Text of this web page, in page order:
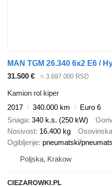
MAN TGM 26.340 6x2 E6 /
31.500 €
≈ 3.697.000 RSD
Kamion rol kiper
2017
340.000 km
Euro 6
Snaga 340 k.s. (250 kW)
Nosivost 16.400 kg
Ogibljenje pneumatski/
Poljska, Krakow
CIEZAROWKI.PL